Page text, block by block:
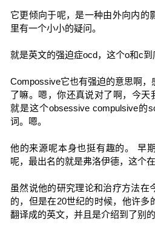
它更倾向于呢，是一种由外向内的
里有一个小小的疑问。
就是英文的强迫症ocd，这个o和c到
Compossive它也有强迫的意思啊
了嘛。嗯，你还真说对了啊，今天
就是这个obsessive compulsive的
词。嗯。
他的来源呢本身也挺有趣的。 早
呢，最出名的就是弗洛伊德，这个
虽然说他的研究理论和治疗方法在
的，但是在20世纪的时候，他许多
翻译成的英文，并且是介绍到了别的